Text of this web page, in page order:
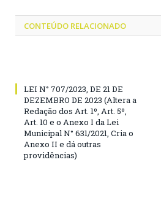
CONTEÚDO RELACIONADO
LEI N° 707/2023, DE 21 DE
DEZEMBRO DE 2023 (Altera a
Redação dos Art. 1º, Art. 5º,
Art. 10 e o Anexo I da Lei
Municipal N° 631/2021, Cria o
Anexo II e dá outras
providências)